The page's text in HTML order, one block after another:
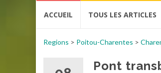
ACCUEIL TOUS LES ARTICLES
Regions > Poitou-Charentes >
Pont